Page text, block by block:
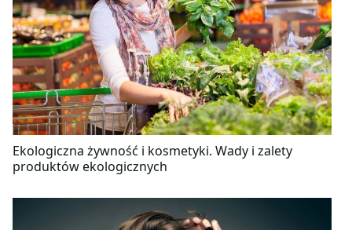
Ekologiczna żywność i kosmetyki. Wady i zalety
produktów ekologicznych